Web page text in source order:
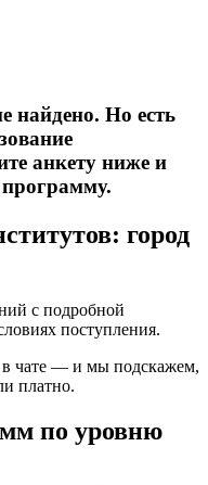
найдено. Но есть
анкету ниже и
город
с подробной
поступления.
в чате — и мы подскажем,
платно.
по уровню